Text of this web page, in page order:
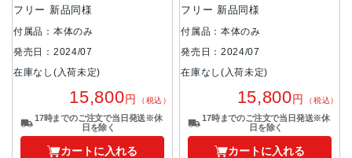
フリー 新品同様
付属品：本体のみ
発売日：2024/07
在庫なし(入荷未定)
15,800円 （税込）
17時までのご注文で当日発送※休
日を除く
カートに入れる
フリー 新品同様
付属品：本体のみ
発売日：2024/07
在庫なし(入荷未定)
15,800円 （税込）
17時までのご注文で当日発送※休
日を除く
カートに入れる